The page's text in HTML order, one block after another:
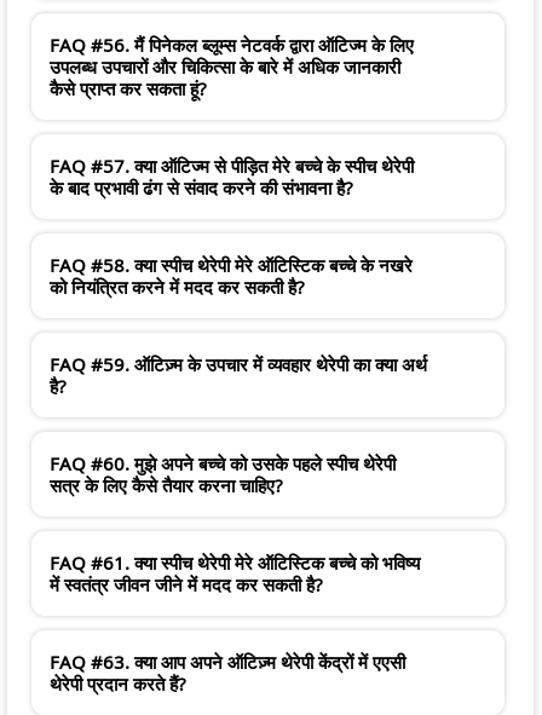
FAQ #56. मैं पिनेकल ब्लूम्स नेटवर्क द्वारा ऑटिज्म के लिए
उपलब्ध उपचारों और चिकित्सा के बारे में अधिक जानकारी
कैसे प्राप्त कर सकता हूं?
FAQ #57. क्या ऑटिज्म से पीड़ित मेरे बच्चे के स्पीच थेरेपी
के बाद प्रभावी ढंग से संवाद करने की संभावना है?
FAQ #58. क्या स्पीच थेरेपी मेरे ऑटिस्टिक बच्चे के नखरे
को नियंत्रित करने में मदद कर सकती है?
FAQ #59. ऑटिज़्म के उपचार में व्यवहार थेरेपी का क्या अर्थ
है?
FAQ #60. मुझे अपने बच्चे को उसके पहले स्पीच थेरेपी
सत्र के लिए कैसे तैयार करना चाहिए?
FAQ #61. क्या स्पीच थेरेपी मेरे ऑटिस्टिक बच्चे को भविष्य
में स्वतंत्र जीवन जीने में मदद कर सकती है?
FAQ #63. क्या आप अपने ऑटिज़्म थेरेपी केंद्रों में एएसी
थेरेपी प्रदान करते हैं?